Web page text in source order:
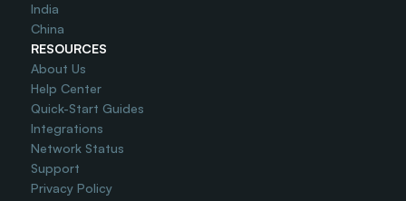
India
China
RESOURCES
About Us
Help Center
Quick-Start Guides
Integrations
Network Status
Support
Privacy Policy